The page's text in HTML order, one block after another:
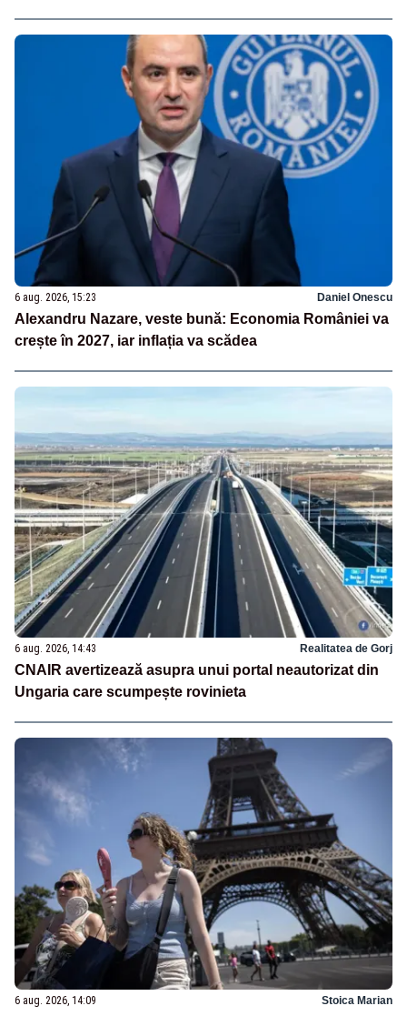
6 aug. 2026, 15:23 Daniel Onescu
Alexandru Nazare, veste bună: Economia României va
crește în 2027, iar inflația va scădea
6 aug. 2026, 14:43 Realitatea de Gorj
CNAIR avertizează asupra unui portal neautorizat din
Ungaria care scumpește rovinieta
6 aug. 2026, 14:09 Stoica Marian